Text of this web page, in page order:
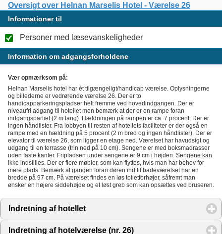
Oversigt over Helnan Marselis Hotel - Værelse 26
Informationer til
Personer med læsevanskeligheder
Information om adgangsforholdene
Vær opmærksom på:
Helnan Marselis hotel har ét tilgængeligt/handicap værelse. Oplysningerne
og billederne er vedrørende værelse 26. Der er to
handicapparkeringspladser helt fremme ved hovedindgangen. Der er
niveaufri adgang til hotellet men bemærk at der er en rampe foran
indgangspartiet (2 m lang). Hældningen på rampen er ca. 7 procent. Der er
ingen håndlister. Fra lobbyen til resten af hotellets faciliteter er der også en
rampe med en hældning på 5 procent (2 m bred og ingen håndlister). Der er
elevator til værelse 26, som ligger en etage ned. Værelset har havudsigt og
udgang til en terrasse (trin ned på 10 cm). Sengene er med boksmadrasser
uden faste kanter. Fripladsen under sengene er 9 cm i højden. Sengene kan
ikke indstilles. Der er flere møbler, som kan flyttes, hvis man har behov for
mere plads. Bemærk at gangen foran døren ind til badeværelset har en
bredde på 97 cm. På værelset findes en løs toiletforhøjer, såfremt man
ønsker en højere siddehøjde og et løst greb som kan opsættes ved bruseren.
Indretning af hotellet
Indretning af hotelværelse (nr. 26) click to expand